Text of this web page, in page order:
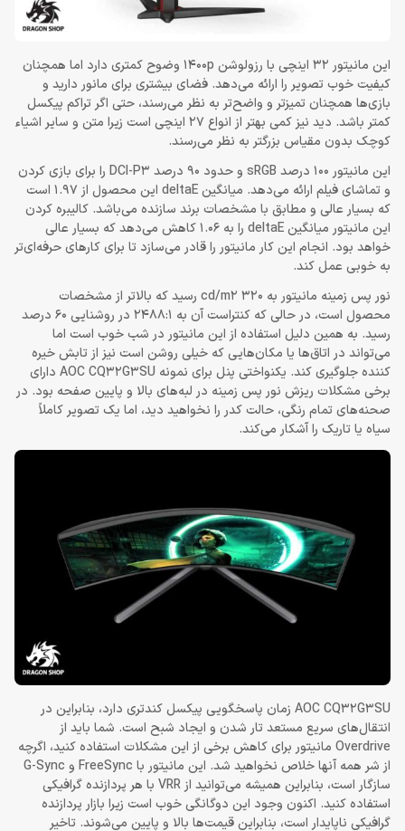
این مانیتور 32 اینچی با رزولوشن 1400p وضوح کمتری دارد اما همچنان
کیفیت خوب تصویر را ارائه می‌دهد. فضای بیشتری برای مانور دارید و
بازی‌ها همچنان تمیزتر و واضح‌تر به نظر می‌رسند، حتی اگر تراکم پیکسل
کمتر باشد. دید نیز کمی بهتر از انواع 27 اینچی است زیرا متن و سایر اشیاء
کوچک بدون مقیاس بزرگتر به نظر می‌رسند.
این مانیتور 100 درصد sRGB و حدود 90 درصد DCI-P3 را برای بازی کردن
و تماشای فیلم ارائه می‌دهد. میانگین deltaE این محصول از 1.97 است
که بسیار عالی و مطابق با مشخصات برند سازنده می‌باشد. کالیبره کردن
این مانیتور میانگین deltaE را به 1.06 کاهش می‌دهد که بسیار عالی
خواهد بود. انجام این کار مانیتور را قادر می‌سازد تا برای کارهای حرفه‌ای‌تر
به خوبی عمل کند.
نور پس زمینه مانیتور به 320 cd/m2 رسید که بالاتر از مشخصات
محصول است، در حالی که کنتراست آن به 2488:1 در روشنایی 60 درصد
رسید. به همین دلیل استفاده از این مانیتور در شب خوب است اما
می‌تواند در اتاق‌ها یا مکان‌هایی که خیلی روشن است نیز از تابش خیره
کننده جلوگیری کند. یکنواختی پنل برای نمونه AOC CQ32G3SU دارای
برخی مشکلات ریزش نور پس زمینه در لبه‌های بالا و پایین صفحه بود. در
صحنه‌های تمام رنگی، حالت کدر را نخواهید دید، اما یک تصویر کاملاً
سیاه یا تاریک را آشکار می‌کند.
AOC CQ32G3SU زمان پاسخگویی پیکسل کندتری دارد، بنابراین در
انتقال‌های سریع مستعد تار شدن و ایجاد شبح است. شما باید از
Overdrive مانیتور برای کاهش برخی از این مشکلات استفاده کنید، اگرچه
از شر همه آنها خلاص نخواهید شد. این مانیتور با FreeSync و G-Sync
سازگار است، بنابراین همیشه می‌توانید از VRR با هر پردازنده گرافیکی
استفاده کنید. اکنون وجود این دوگانگی خوب است زیرا بازار پردازنده
گرافیکی ناپایدار است، بنابراین قیمت‌ها بالا و پایین می‌شوند. تاخیر